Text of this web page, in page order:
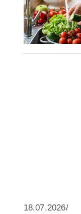
18.07.2026/